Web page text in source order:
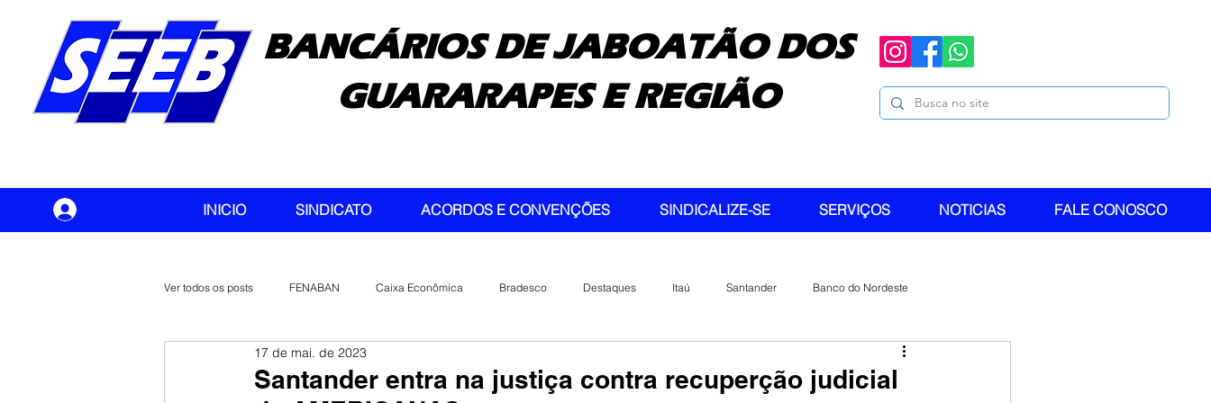
BANCÁRIOS DE JABOATÃO DOS
GUARARAPES E REGIÃO
INICIO SINDICATO ACORDOS E CONVENÇÕES SINDICALIZE-SE SERVIÇOS NOTICIAS FALE CONOSCO
Ver todos os posts FENABAN Caixa Econômica Bradesco Destaques Itaú Santander Banco do Nordeste
Banco do Brasil CONTEC
Santander entra na justiça contra recuperção judicial
17 de mai. de 2023